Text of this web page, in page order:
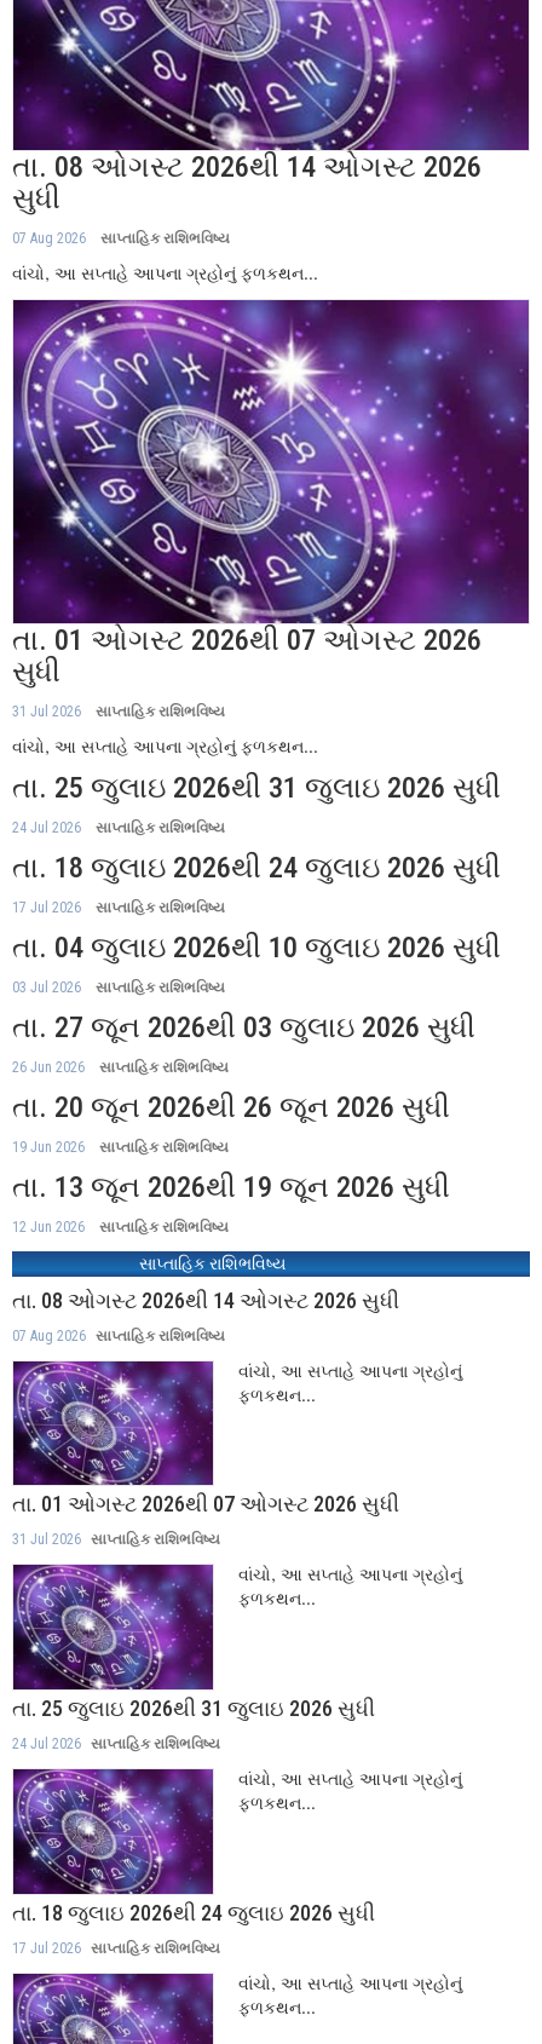
તા. 08 ઓગસ્ટ 2026થી 14 ઓગસ્ટ 2026
સુધી
07 Aug 2026 સાપ્તાહિક રાશિભવિષ્ય
વાંચો, આ સપ્તાહે આપના ગ્રહોનું ફળકથન...
તા. 01 ઓગસ્ટ 2026થી 07 ઓગસ્ટ 2026
સુધી
31 Jul 2026 સાપ્તાહિક રાશિભવિષ્ય
વાંચો, આ સપ્તાહે આપના ગ્રહોનું ફળકથન...
તા. 25 જુલાઇ 2026થી 31 જુલાઇ 2026 સુધી
24 Jul 2026 સાપ્તાહિક રાશિભવિષ્ય
તા. 18 જુલાઇ 2026થી 24 જુલાઇ 2026 સુધી
17 Jul 2026 સાપ્તાહિક રાશિભવિષ્ય
તા. 04 જુલાઇ 2026થી 10 જુલાઇ 2026 સુધી
03 Jul 2026 સાપ્તાહિક રાશિભવિષ્ય
તા. 27 જૂન 2026થી 03 જુલાઇ 2026 સુધી
26 Jun 2026 સાપ્તાહિક રાશિભવિષ્ય
તા. 20 જૂન 2026થી 26 જૂન 2026 સુધી
19 Jun 2026 સાપ્તાહિક રાશિભવિષ્ય
તા. 13 જૂન 2026થી 19 જૂન 2026 સુધી
12 Jun 2026 સાપ્તાહિક રાશિભવિષ્ય
સાપ્તાહિક રાશિભવિષ્ય
તા. 08 ઓગસ્ટ 2026થી 14 ઓગસ્ટ 2026 સુધી
07 Aug 2026 સાપ્તાહિક રાશિભવિષ્ય
વાંચો, આ સપ્તાહે આપના ગ્રહોનું
ફળકથન...
તા. 01 ઓગસ્ટ 2026થી 07 ઓગસ્ટ 2026 સુધી
31 Jul 2026 સાપ્તાહિક રાશિભવિષ્ય
વાંચો, આ સપ્તાહે આપના ગ્રહોનું
ફળકથન...
તા. 25 જુલાઇ 2026થી 31 જુલાઇ 2026 સુધી
24 Jul 2026 સાપ્તાહિક રાશિભવિષ્ય
વાંચો, આ સપ્તાહે આપના ગ્રહોનું
ફળકથન...
તા. 18 જુલાઇ 2026થી 24 જુલાઇ 2026 સુધી
17 Jul 2026 સાપ્તાહિક રાશિભવિષ્ય
વાંચો, આ સપ્તાહે આપના ગ્રહોનું
ફળકથન...